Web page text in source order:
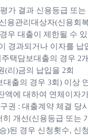
가 결과 신용등급 또는
용관리대상자(신용회
우 대출이 제한될 수
경과되거나 이자를 납
택담보대출의 경우 2
(리)금의 납입을 2회
대출의 경우 3회) 이상
액에 대하여 연체이자
권 : 대출계약 체결 당
히 개선(신용등급 또는
)된 경우 신청횟수, 신